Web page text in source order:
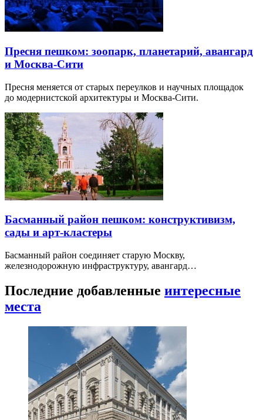
Пресня пешком: зоопарк, планетарий, авангард
и Москва-Сити
Пресня меняется от старых переулков и научных площадок
до модернистской архитектуры и Москва-Сити.
Басманный район пешком: конструктивизм,
сады и арт-кластеры
Басманный район соединяет старую Москву,
железнодорожную инфраструктуру, авангард…
Последние добавленные интересные
места